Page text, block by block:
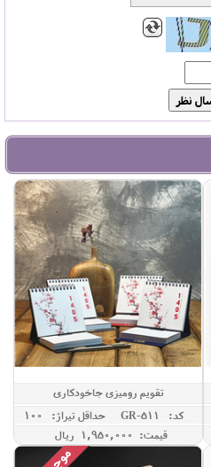
تقویم رومیزی جاخودکاری
کد: GR-511
حداقل تيراژ: 100
قیمت: 1,950,000 ريال